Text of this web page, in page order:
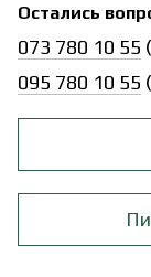
Остались
073 780 10 55
095 780 10 55